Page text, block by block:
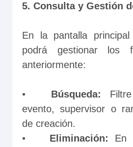
5. Consulta y Gestión
En la pantalla
podrá gestionar los
anteriormente:
Búsqueda:
evento, supervisor o
de creación.
Eliminación: En